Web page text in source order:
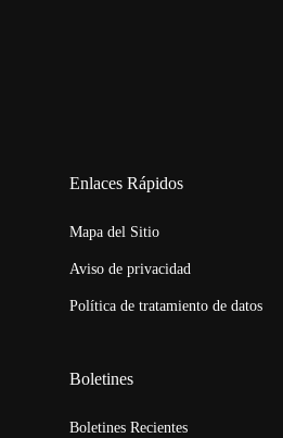
Enlaces Rápidos
Mapa del Sitio
Aviso de privacidad
Política de tratamiento de datos
Boletines
Boletines Recientes